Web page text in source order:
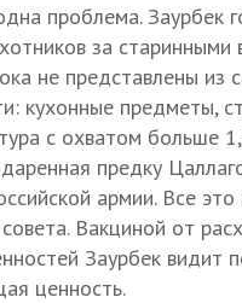
проблема. Заурбек
за
не представлены из
кухонные предметы,
с охватом больше
предку
армии. Все это
Вакциной от
Заурбек видит
ценность.